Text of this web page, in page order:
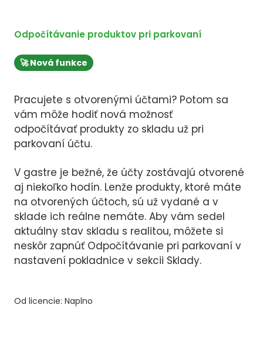
Odpočítávanie produktov pri parkovaní
🚀 Nová funkce
Pracujete s otvorenými účtami? Potom sa
vám môže hodiť nová možnosť
odpočítávať produkty zo skladu už pri
parkovaní účtu.
V gastre je bežné, že účty zostávajú otvorené
aj niekoľko hodín. Lenže produkty, ktoré máte
na otvorených účtoch, sú už vydané a v
sklade ich reálne nemáte. Aby vám sedel
aktuálny stav skladu s realitou, môžete si
neskôr zapnúť Odpočítávanie pri parkovaní v
nastavení pokladnice v sekcii Sklady.
Od licencie: Naplno